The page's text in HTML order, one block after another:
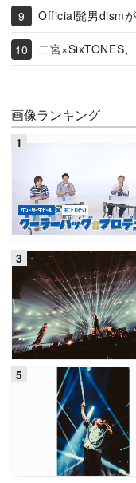
Official髭男dism
二宮×SixTONES
画像ランキング